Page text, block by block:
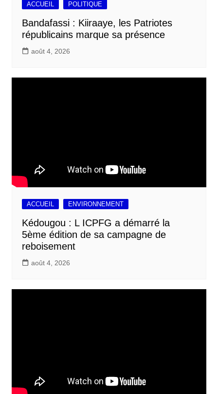
ACCUEIL POLITIQUE
Bandafassi : Kiiraaye, les Patriotes
républicains marque sa présence
août 4, 2026
ACCUEIL ENVIRONNEMENT
Kédougou : L ICPFG a démarré la
5ème édition de sa campagne de
reboisement
août 4, 2026